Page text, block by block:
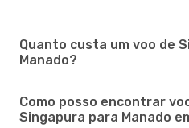
Quanto custa um voo de
Manado?
Como posso encontrar
Singapura para Manado